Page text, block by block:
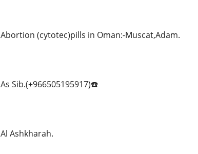
Abortion (cytotec)pills in Oman:-Muscat,Adam.
As Sib.(+966505195917)☎️
Al Ashkharah.